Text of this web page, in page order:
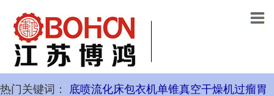
热门关键词： 底喷流化床包衣机单锥真空干燥机过瘤胃